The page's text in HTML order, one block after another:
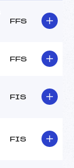
FFS
FFS
FIS
FIS